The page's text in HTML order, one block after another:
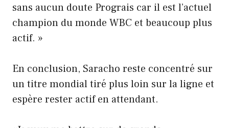
sans aucun doute Prograis car il est l’actuel
champion du monde WBC et beaucoup plus
actif. »
En conclusion, Saracho reste concentré sur
un titre mondial tiré plus loin sur la ligne et
espère rester actif en attendant.